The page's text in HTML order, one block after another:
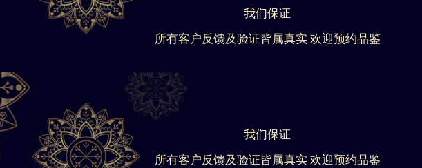
我们保证
所有客户反馈及验证皆属真实 欢迎预约品鉴
我们保证
所有客户反馈及验证皆属真实 欢迎预约品鉴